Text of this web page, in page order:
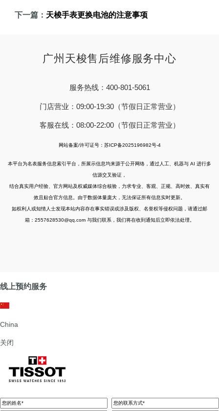
下一篇： 天梭手表更换电池的注意事项
广州天梭售后维修服务中心
服务热线：400-801-5061
门店营业：09:00-19:30（节假日正常营业）
客服在线：08:00-22:00（节假日正常营业）
网站备案/许可证号：苏ICP备2025196982号-4
本平台为名表服务信息索引平台，所展示信息均来源于公开网络，通过人工、机器与 AI 进行多
信源交叉验证，
结合真实用户经验、官方网站及权威媒体综合核验，力求专业、客观、正规、高时效、真实有
效且贴合官方信息。由于数据体量庞大，无法保证所有信息实时更新。
如权利人或知情人士发现本站内容存在事实错误或涉及版权、名誉权等侵权问题，请通过邮
箱：2557628530@qq.com 与我们联系，我们将在收到通知后立即依法处理。
线上预约服务
China
关闭